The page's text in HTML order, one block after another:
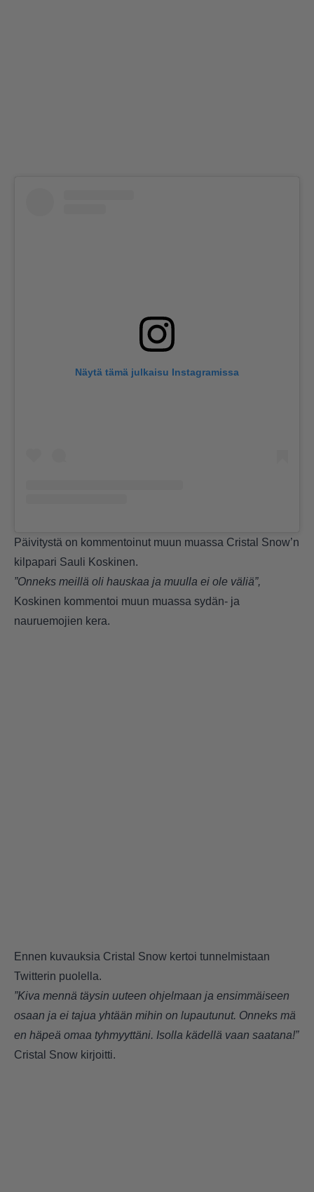
Näytä tämä julkaisu Instagramissa
Päivitystä on kommentoinut muun muassa Cristal Snow’n
kilpapari Sauli Koskinen.
”Onneks meillä oli hauskaa ja muulla ei ole väliä”,
Koskinen kommentoi muun muassa sydän- ja
nauruemojien kera.
Ennen kuvauksia Cristal Snow kertoi tunnelmistaan
Twitterin puolella.
”Kiva mennä täysin uuteen ohjelmaan ja ensimmäiseen
osaan ja ei tajua yhtään mihin on lupautunut. Onneks mä
en häpeä omaa tyhmyyttäni. Isolla kädellä vaan saatana!”
Cristal Snow kirjoitti.